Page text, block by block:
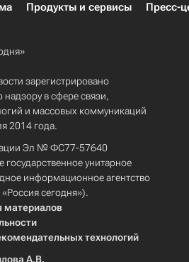
Продукты и сервисы Пресс-
зарегистрировано
в сфере связи,
и массовых коммуникаций
2014 года.
Эл № ФС77-57640
унитарное
информационное агентство
сегодня»).
материалов
технологий
А.В.